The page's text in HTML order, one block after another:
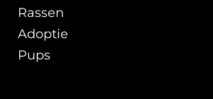
Rassen
Adoptie
Pups